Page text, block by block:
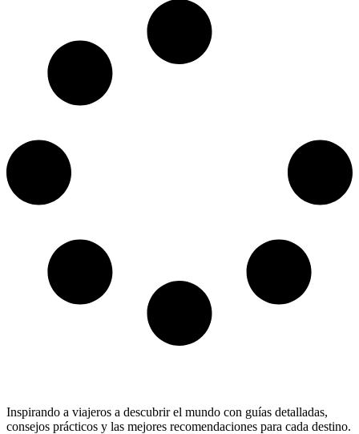
Inspirando a viajeros a descubrir el mundo con guías detalladas,
consejos prácticos y las mejores recomendaciones para cada destino.